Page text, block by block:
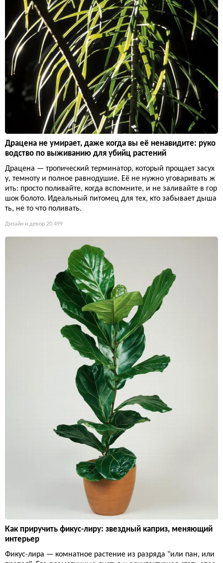
Драцена не умирает, даже когда вы её ненавидите: руко
водство по выживанию для убийц растений
Драцена — тропический терминатор, который прощает засух
у, темноту и полное равнодушие. Её не нужно уговаривать ж
ить: просто поливайте, когда вспомните, и не заливайте в гор
шок болото. Идеальный питомец для тех, кто забывает дыша
ть, не то что поливать.
Дизайн и декор 20 499
Как приручить фикус-лиру: звездный каприз, меняющий
интерьер
Фикус-лира — комнатное растение из разряда "или пан, или